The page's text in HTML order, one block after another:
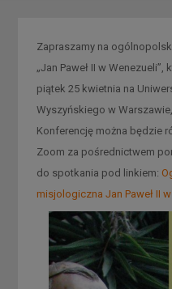
Zapraszamy na
„Jan Paweł II w
piątek 25 kwietnia na
Wyszyńskiego w
Konferencję można będzie
Zoom za pośrednictwem
do spotkania pod linkiem:
misjologiczna Jan Paweł II w